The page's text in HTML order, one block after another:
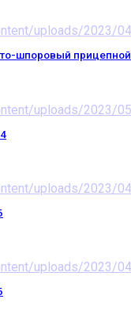
шпоровый прицепной